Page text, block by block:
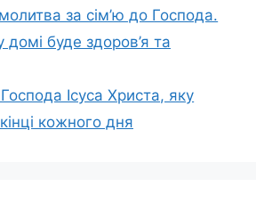
за сім’ю до Господа.
буде здоров’я та
Ісуса Христа, яку
кожного дня